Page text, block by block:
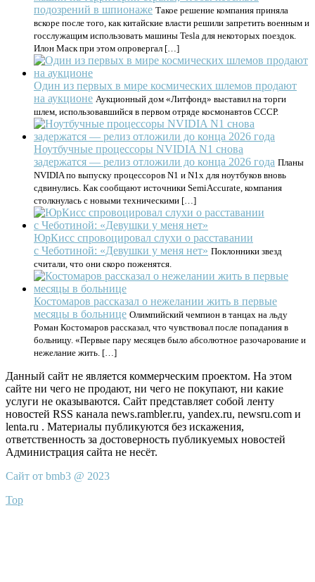
подозрений в шпионаже Такое решение компания приняла
вскоре после того, как китайские власти решили запретить военным и
госслужащим использовать машины Tesla для некоторых поездок.
Илон Маск при этом опровергал […]
Один из первых в мире космических шлемов продают
на аукционе Аукционный дом «Литфонд» выставил на торги
шлем, использовавшийся в первом отряде космонавтов СССР.
Ноутбучные процессоры NVIDIA N1 снова
задержатся — релиз отложили до конца 2026 года Планы
NVIDIA по выпуску процессоров N1 и N1x для ноутбуков вновь
сдвинулись. Как сообщают источники SemiAccurate, компания
столкнулась с новыми техническими […]
ЮрКисс спровоцировал слухи о расставании
с Чеботиной: «Девушки у меня нет» Поклонники звезд
считали, что они скоро поженятся.
Костомаров рассказал о нежелании жить в первые
месяцы в больнице Олимпийский чемпион в танцах на льду
Роман Костомаров рассказал, что чувствовал после попадания в
больницу. «Первые пару месяцев было абсолютное разочарование и
нежелание жить. […]
Данный сайт не является коммерческим проектом. На этом
сайте ни чего не продают, ни чего не покупают, ни какие
услуги не оказываются. Сайт представляет собой ленту
новостей RSS канала news.rambler.ru, yandex.ru, newsru.com и
lenta.ru . Материалы публикуются без искажения,
ответственность за достоверность публикуемых новостей
Администрация сайта не несёт.
Сайт от bmb3 @ 2023
Top